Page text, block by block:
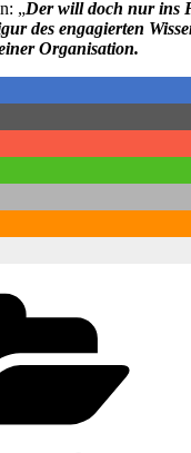
„Der will doch nur ins
des engagierten
Organisation.